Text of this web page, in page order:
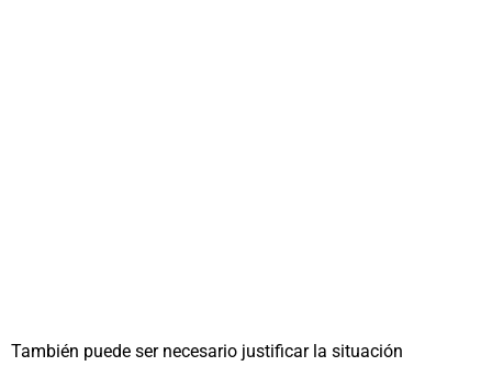
También puede ser necesario justificar la situación